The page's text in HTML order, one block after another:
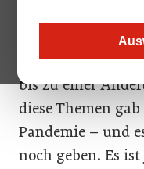
einer fehlenden
Pensionierung
bis zu einer
diese Themen
Pandemie – und
noch geben. Es